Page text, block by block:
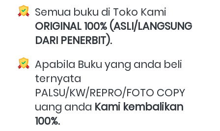
ORIGINAL 100% (ASLI/LANGSUNG
DARI PENERBIT).
Apabila Buku yang anda beli
ternyata
PALSU/KW/REPRO/FOTO COPY
uang anda Kami kembalikan
100%.